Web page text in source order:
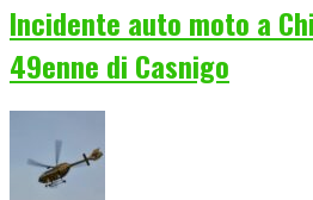
Incidente auto moto a
49enne di Casnigo